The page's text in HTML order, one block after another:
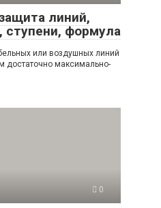
линий,
ступени, формула
или воздушных линий
достаточно максимально-
0